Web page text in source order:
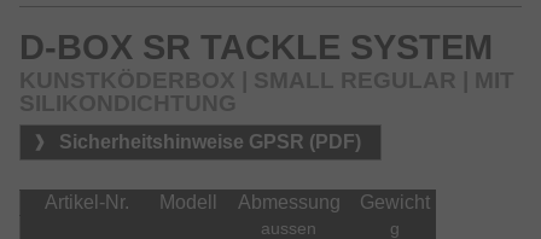
D-BOX SR TACKLE SYSTEM
KUNSTKÖDERBOX | SMALL REGULAR | MIT
SILIKONDICHTUNG
Sicherheitshinweise GPSR (PDF)
Artikel-Nr. Modell Abmessung Gewicht
aussen
g